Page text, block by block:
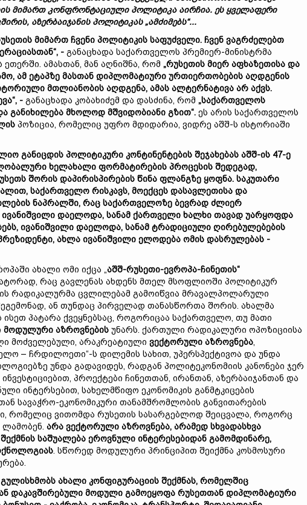
მიმართ კონფრონტაციული პოლიტიკა აირჩია. ეს ყველაფერი
აზერბაიჯანის პოლიტიკას „ამძიმებს“...
მიმართ ჩვენი პოლიტიკის საფუძველი. ჩვენ ვაგრძელებთ
- განაცხადა საქართველოს პრემიერ-მინისტრმა
ამასთან, მან აღნიშნა, რომ „რუსეთის მიერ აფხაზეთისა და
ამ ეტაპზე მასთან დიპლომატიური ურთიერთობების აღდგენის
მთლიანობის აღდგენა, ამას ალტერნატივა არ აქვს.
- განაცხადა კობახიძემ და დასძინა, რომ „საქართველოს
მხოლოდ მშვიდობიანი გზით“. ეს არის საქართველოს
პოზიცია, რომელიც უფრო მდიდარია, ვიდრე აშშ-ს ისტორიაში
განიცდის პოლიტიკური კონტინენტების შეჯახებას აშშ-ის 47-ე
ხელახალი ფორმატირების პროცესის შედეგად,
შორის დაპირისპირების წინა ფლანგზე ყოფნა. საკუთარი
საქართველო რისკავს, მოექცეს დასავლეთისა და
ნაპრალში, რაც საქართველოზე ბევრად ძლიერ
ივანიშვილი დაელოდა, სანამ ქართველი ხალხი თავად უარყოფდა
ივანიშვილი დაელოდა, სანამ ტრადიციული ღირებულებების
ახლა ივანიშვილი ელოდება ომის დასრულებას -
ახალი ომი იქცა „აშშ-რუსეთი-ევროპა-ჩინეთის“
რაც გავლენას ახდენს მთელ მსოფლიოში პოლიტიკურ
რადიკალურმა ცვლილებამ გამოიწვია მრავალპოლარული
ან თუნდაც პირველად თანასწორთა შორის. ახალმა
პატარა ქვეყნებსაც, როგორიცაა საქართველო, თუ მათი
მოდულური აზროვნების უნარს. ქართული რადიკალური ოპოზიციისა
მოძველებული, არაკრეატიული ვექტორული აზროვნება,
– ჩრდილოეთი“-ს დილემის სახით, უპერსპექტივოა და უნდა
უნდა გადავიდეს, რადგან პოლიტეკონომიის კანონები ჯერ
პროექტები ჩინეთთან, ირანთან, აზერბაიჯანთან და
ინტერსებით, სახელმწიფო ეკონომიკის განმტკიცების
სავაჭრო-ეკონომიკური თანამშრომლობის განვითარების
რომელიც ვითომდა რუსეთის სასარგებლოდ შეიცვალა, როგორც
ლამობენ. არა ვექტორული აზროვნება, არამედ სხვადასხვა
საშუალება ეროვნული ინტერესებიდან გამომდინარე,
. სწორედ მოდულური პრინციპით შეიქმნა კოსმოსური
ახალი კონფიგურაციის შექმნას, რომელშიც
დაკავშირებული მოდული გამოეყოფა რუსეთთან დიპლომატიური